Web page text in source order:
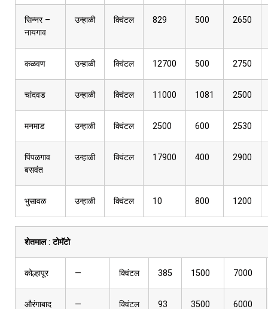
सिन्नर –
नायगाव
उन्हाळी क्विंटल 829 500 2650
कळवण उन्हाळी क्विंटल 12700 500 2750
चांदवड उन्हाळी क्विंटल 11000 1081 2500
मनमाड उन्हाळी क्विंटल 2500 600 2530
पिंपळगाव
बसवंत
उन्हाळी क्विंटल 17900 400 2900
भुसावळ उन्हाळी क्विंटल 10 800 1200
शेतमाल:टोमॅटो
कोल्हापूर — क्विंटल 385 1500 7000
औरंगाबाद — क्विंटल 93 3500 6000